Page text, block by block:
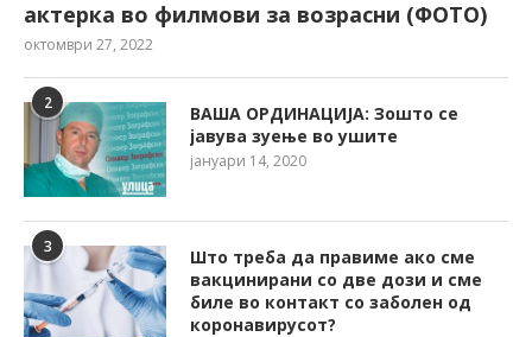
актерка во филмови за возрасни (ФОТО)
октомври 27, 2022
2
ВАША ОРДИНАЦИЈА: Зошто се
јавува зуење во ушите
јануари 14, 2020
3
Што треба да правиме ако сме
вакцинирани со две дози и сме
биле во контакт со заболен од
коронавирусот?